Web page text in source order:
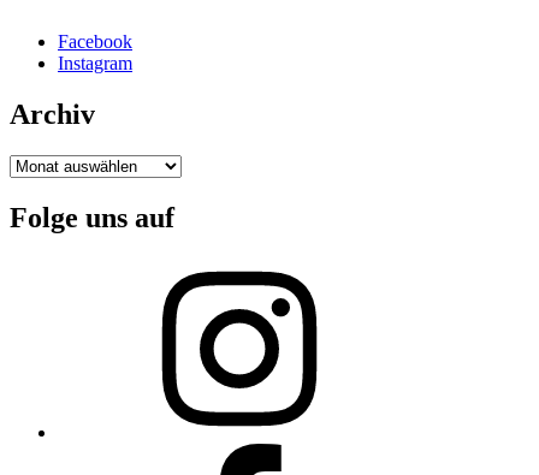
Facebook
Instagram
Archiv
Archiv
Folge uns auf